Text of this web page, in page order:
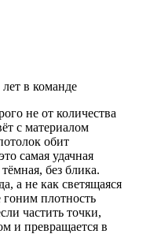
лет в команде
не от количества
с материалом
обит
самая удачная
без блика.
а не как светящаяся
плотность
частить точки,
и превращается в